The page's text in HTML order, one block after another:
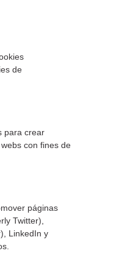
de
para crear
con fines de
páginas
Twitter),
LinkedIn y